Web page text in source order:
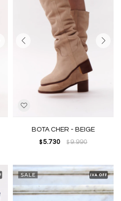
BOTA CHER - BEIGE
$ 5.730 $9.990